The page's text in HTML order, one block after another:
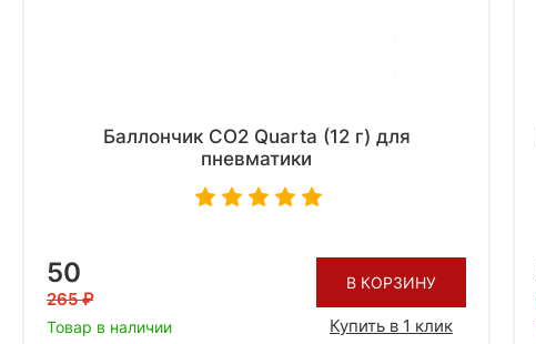
Баллончик CO2 Quarta (12 г) для
пневматики
50
265
Товар в наличии
В КОРЗИНУ
Купить в 1 клик